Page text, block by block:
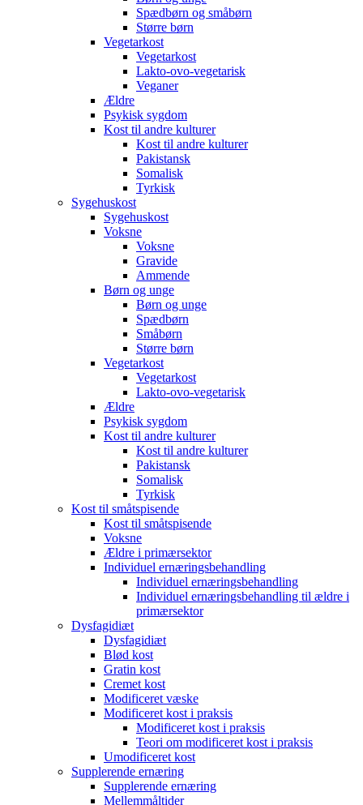
Spædbørn og småbørn
Større børn
Vegetarkost
Vegetarkost
Lakto-ovo-vegetarisk
Veganer
Ældre
Psykisk sygdom
Kost til andre kulturer
Kost til andre kulturer
Pakistansk
Somalisk
Tyrkisk
Sygehuskost
Sygehuskost
Voksne
Voksne
Gravide
Ammende
Børn og unge
Børn og unge
Spædbørn
Småbørn
Større børn
Vegetarkost
Vegetarkost
Lakto-ovo-vegetarisk
Ældre
Psykisk sygdom
Kost til andre kulturer
Kost til andre kulturer
Pakistansk
Somalisk
Tyrkisk
Kost til småtspisende
Kost til småtspisende
Voksne
Ældre i primærsektor
Individuel ernæringsbehandling
Individuel ernæringsbehandling
Individuel ernæringsbehandling til ældre i
primærsektor
Dysfagidiæt
Dysfagidiæt
Blød kost
Gratin kost
Cremet kost
Modificeret væske
Modificeret kost i praksis
Modificeret kost i praksis
Teori om modificeret kost i praksis
Umodificeret kost
Supplerende ernæring
Supplerende ernæring
Mellemmåltider